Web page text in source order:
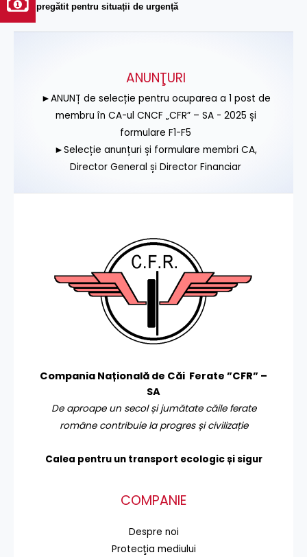
►Fii pregătit pentru situații de urgență
ANUNŢURI
►ANUNȚ de selecție pentru ocuparea a 1 post de
membru în CA-ul CNCF „CFR” – SA - 2025 și
formulare F1-F5
►Selecție anunțuri și formulare membri CA,
Director General și Director Financiar
Compania Națională de Căi Ferate ”CFR” –
SA
De aproape un secol și jumătate căile ferate
române contribuie la progres și civilizație
Calea pentru un transport ecologic și sigur
COMPANIE
Despre noi
Protecţia mediului